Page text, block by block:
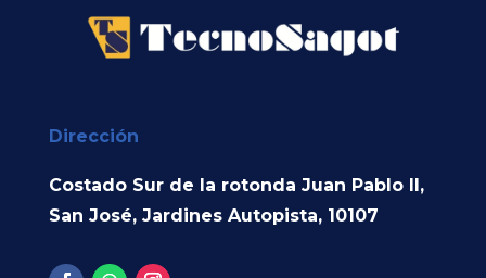
Dirección
Costado Sur de la rotonda Juan Pablo II,
San José, Jardines Autopista, 10107